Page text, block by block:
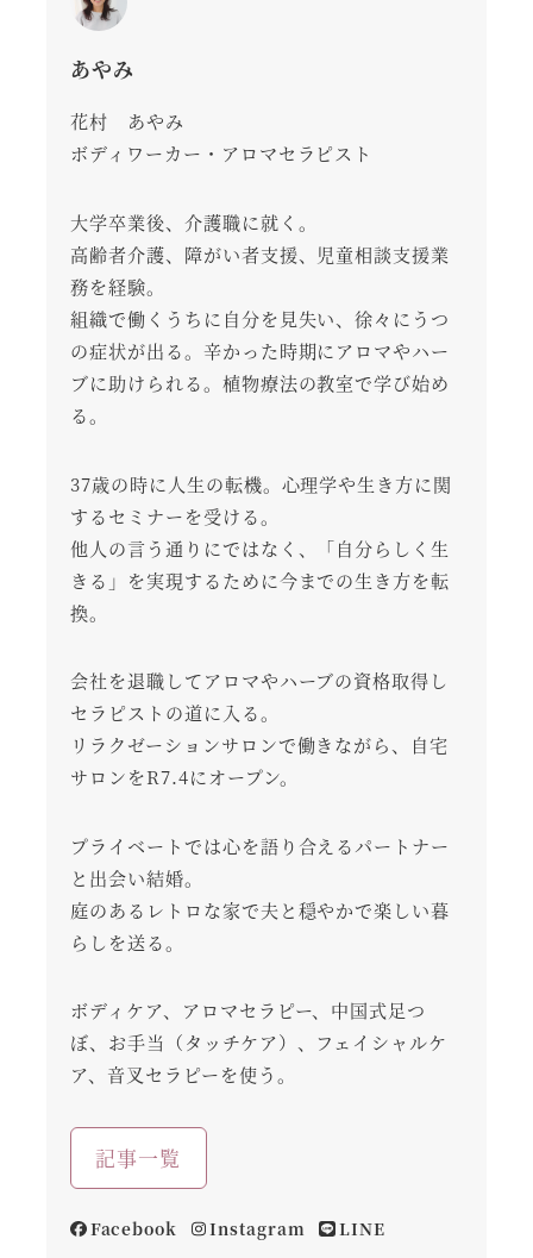
あやみ
花村 あやみ
ボディワーカー・アロマセラピスト
大学卒業後、介護職に就く。
高齢者介護、障がい者支援、児童相談支援業
務を経験。
組織で働くうちに自分を見失い、徐々にうつ
の症状が出る。辛かった時期にアロマやハー
ブに助けられる。植物療法の教室で学び始め
る。
37歳の時に人生の転機。心理学や生き方に関
するセミナーを受ける。
他人の言う通りにではなく、「自分らしく生
きる」を実現するために今までの生き方を転
換。
会社を退職してアロマやハーブの資格取得し
セラピストの道に入る。
リラクゼーションサロンで働きながら、自宅
サロンをR7.4にオープン。
プライベートでは心を語り合えるパートナー
と出会い結婚。
庭のあるレトロな家で夫と穏やかで楽しい暮
らしを送る。
ボディケア、アロマセラピー、中国式足つ
ぼ、お手当（タッチケア）、フェイシャルケ
ア、音叉セラピーを使う。
記事一覧
Facebook Instagram LINE